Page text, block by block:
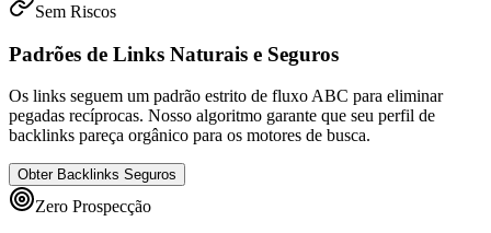
Sem Riscos
Padrões de Links Naturais e Seguros
Os links seguem um padrão estrito de fluxo ABC para eliminar
pegadas recíprocas. Nosso algoritmo garante que seu perfil de
backlinks pareça orgânico para os motores de busca.
Obter Backlinks Seguros
Zero Prospecção